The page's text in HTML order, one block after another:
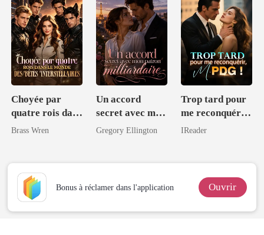
Choyée par
quatre rois dans
le monde des
Brass Wren
Un accord
secret avec mon
patron
Gregory Ellington
Trop tard pour
me reconquérir,
M. PDG !
IReader
Bonus à réclamer dans l'application Ouvrir